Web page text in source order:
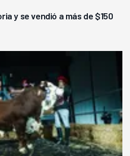
y se vendió a más de $150